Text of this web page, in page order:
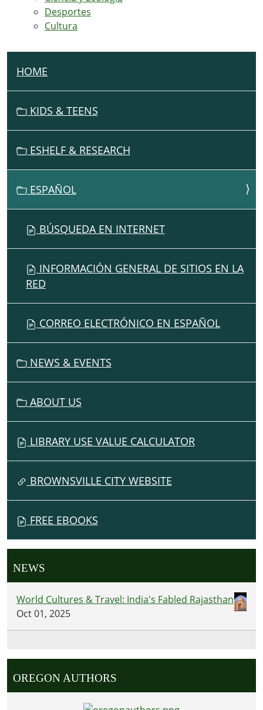
Desportes
Cultura
N
A
T
HOME
KIDS & TEENS
ESHELF & RESEARCH
ESPAÑOL
BÚSQUEDA EN INTERNET
INFORMACIÓN GENERAL DE SITIOS EN LA
RED
CORREO ELECTRÓNICO EN ESPAÑOL
NEWS & EVENTS
ABOUT US
LIBRARY USE VALUE CALCULATOR
BROWNSVILLE CITY WEBSITE
FREE EBOOKS
NEWS
World Cultures & Travel: India's Fabled Rajasthan
Oct 01, 2025
OREGON AUTHORS